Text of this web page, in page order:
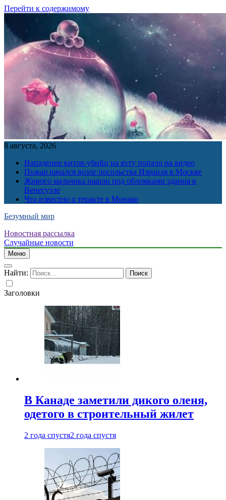
Перейти к содержимому
8 августа, 2026
Нападение китов-убийц на яхту попало на видео
Пожар начался возле посольства Израиля в Москве
Живого мальчика нашли под обломками здания в
Венесуэле
Что известно о теракте в Монако
Безумный мир
Новостная рассылка
Случайные новости
Меню
Найти:
Заголовки
В Канаде заметили дикого оленя,
одетого в строительный жилет
2 года спустя2 года спустя